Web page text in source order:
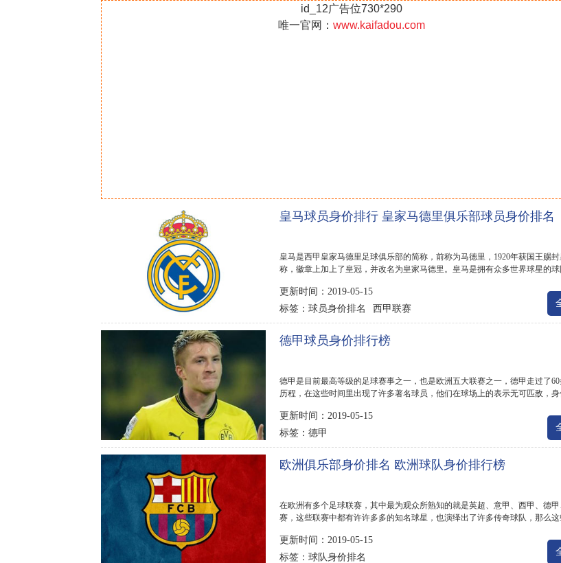
id_12广告位730*290
唯一官网： www.kaifadou.com
皇马球员身价排行 皇家马德里俱乐部球员身价排名
皇马是西甲皇家马德里足球俱乐部的简称，前称为马德里，1920年获国王赐
称，徽章上加上了皇冠，并改名为皇家马德里。皇马是拥有众多世界球星的
更新时间：2019-05-15
标签： 球员身价排名 西甲联赛
德甲球员身价排行榜
德甲是目前最高等级的足球赛事之一，也是欧洲五大联赛之一，德甲走过了
历程，在这些时间里出现了许多著名球员，他们在球场上的表示无可匹敌，
更新时间：2019-05-15
标签： 德甲
欧洲俱乐部身价排名 欧洲球队身价排行榜
在欧洲有多个足球联赛，其中最为观众所熟知的就是英超、意甲、西甲、德
赛，这些联赛中都有许许多多的知名球星，也演绎出了许多传奇球队，那么
更新时间：2019-05-15
标签： 球队身价排名